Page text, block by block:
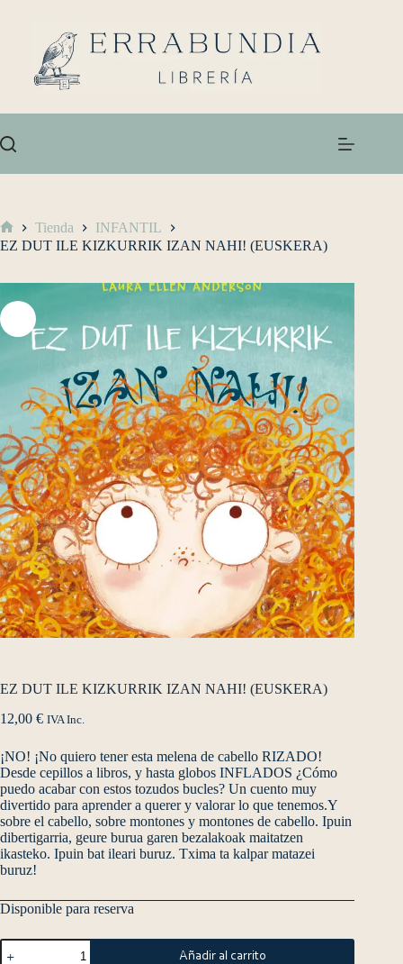
Tienda
INFANTIL
EZ DUT ILE KIZKURRIK IZAN NAHI! (EUSKERA)
EZ DUT ILE KIZKURRIK IZAN NAHI! (EUSKERA)
12,00 € IVA Inc.
¡NO! ¡No quiero tener esta melena de cabello RIZADO!
Desde cepillos a libros, y hasta globos INFLADOS ¿Cómo
puedo acabar con estos tozudos bucles? Un cuento muy
divertido para aprender a querer y valorar lo que tenemos.Y
sobre el cabello, sobre montones y montones de cabello. Ipuin
dibertigarria, geure burua garen bezalakoak maitatzen
ikasteko. Ipuin bat ileari buruz. Txima ta kalpar matazei
buruz!
Disponible para reserva
Añadir al carrito